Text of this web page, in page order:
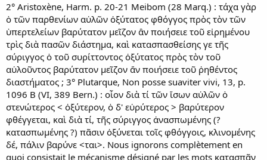
2° Aristoxène, Harm. p. 20-21 Meibom (28 Marq.) : τάχα γὰρ
ὁ τῶν παρθενίων αὐλῶν ὀξύτατος φθόγγος πρὸς τὸν τῶν
ὑπερτελείων βαρύτατον μεῖζον ἂν ποιήσειε τοῦ εἰρημένου
τρὶς διὰ πασῶν διάστημα, καὶ κατασπασθείσης γε τῆς
σύριγγος ὁ τοῦ συρίττοντος ὀξύτατος πρὸς τὸν τοῦ
αὐλοῦντος βαρύτατον μεῖζον ἄν ποιήσειε τοῦ ῥηθέντος
διαστήματος ; 3° Plutarque, Non posse suaviter vivi, 13, p.
1096 B (VI, 389 Bern.) : οἷον διὰ τί τῶν ἴσων αὐλῶν ὁ
στενώτερος < ὀξύτερον, ὁ δ' εὐρύτερος > βαρύτερον
φθέγγεται, καὶ διὰ τί, τῆς σύριγγος ἀνασπωμένης (?
κατασπωμένης ?) πᾶσιν ὀξύνεται τοῖς φθόγγοις, κλινομένης
δέ, πάλιν βαρύνε <ται>. Nous ignorons complètement en
quoi consistait le mécanisme désigné par les mots κατασπᾶν